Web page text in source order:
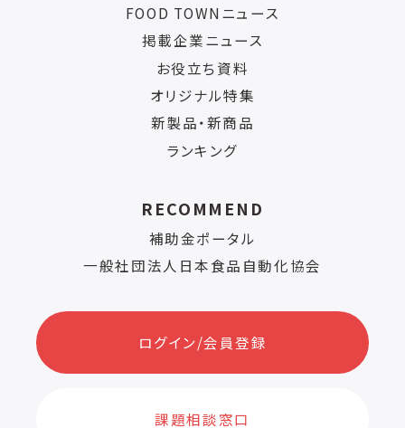
FOOD TOWNニュース
掲載企業ニュース
お役立ち資料
オリジナル特集
新製品・新商品
ランキング
RECOMMEND
補助金ポータル
一般社団法人日本食品自動化協会
ログイン/会員登録
課題相談窓口